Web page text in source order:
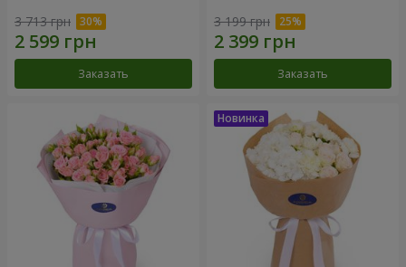
3 713 грн
Заказать
3 199 грн
Заказать